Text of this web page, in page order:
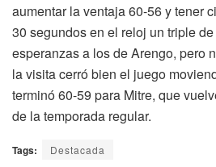
aumentar la ventaja 60-56 y tener
30 segundos en el reloj un triple
esperanzas a los de Arengo, pero
la visita cerró bien el juego
terminó 60-59 para Mitre, que
de la temporada regular.
Tags: Destacada